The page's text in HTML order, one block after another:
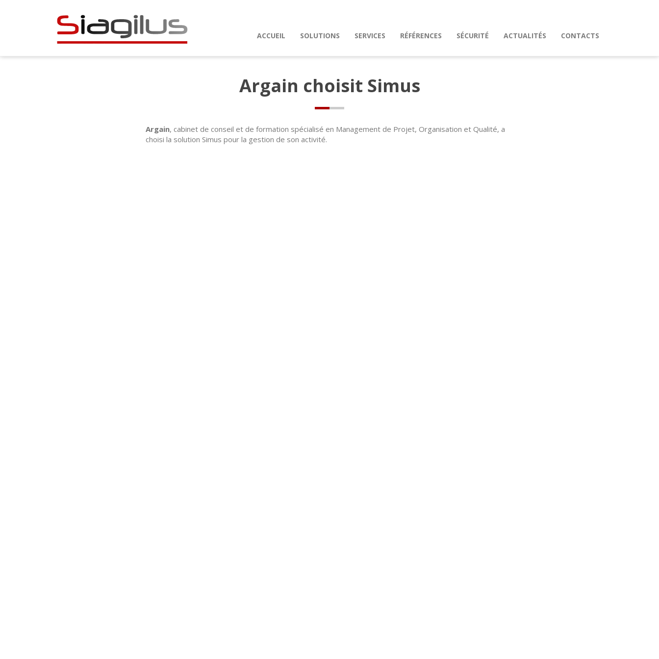
ACCUEIL SOLUTIONS SERVICES RÉFÉRENCES SÉCURITÉ ACTUALITÉS CONTACTS
Argain choisit Simus
Argain, cabinet de conseil et de formation spécialisé en Management de Projet, Organisation et Qualité, a
choisi la solution Simus pour la gestion de son activité.